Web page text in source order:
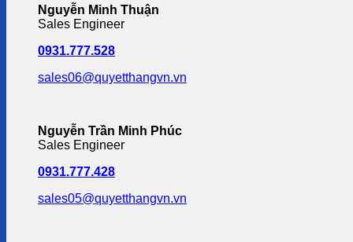
Nguyễn Minh Thuận
Sales Engineer
0931.777.528
sales06@quyetthangvn.vn
Nguyễn Trần Minh Phúc
Sales Engineer
0931.777.428
sales05@quyetthangvn.vn